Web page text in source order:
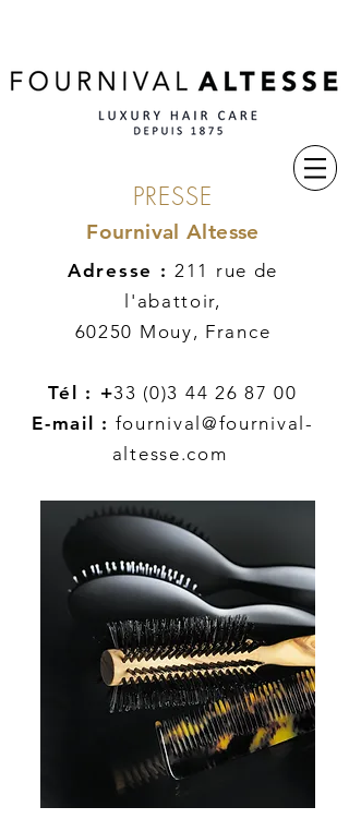
PRESSE
Fournival Altesse
Adresse : 211 rue de
l'abattoir,
60250 Mouy, France
Tél : +33 (0)3 44 26 87 00
E-mail : fournival@fournival-
altesse.com